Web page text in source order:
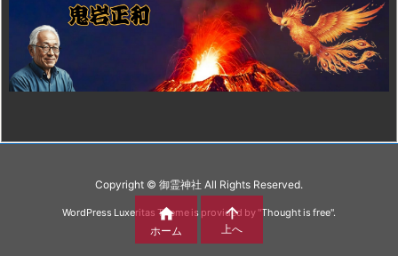
Copyright © 御霊神社 All Rights Reserved.
WordPress Luxeritas Theme is provided by "Thought is free".

ホーム

上へ